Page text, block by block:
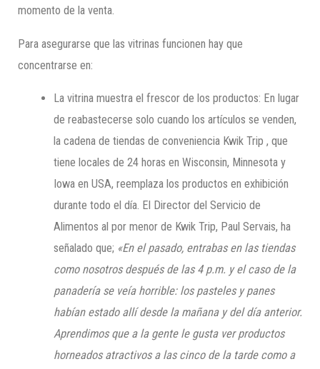
momento de la venta.
Para asegurarse que las vitrinas funcionen hay que
concentrarse en:
La vitrina muestra el frescor de los productos: En lugar
de reabastecerse solo cuando los artículos se venden,
la cadena de tiendas de conveniencia Kwik Trip , que
tiene locales de 24 horas en Wisconsin, Minnesota y
Iowa en USA, reemplaza los productos en exhibición
durante todo el día. El Director del Servicio de
Alimentos al por menor de Kwik Trip, Paul Servais, ha
señalado que; «En el pasado, entrabas en las tiendas
como nosotros después de las 4 p.m. y el caso de la
panadería se veía horrible: los pasteles y panes
habían estado allí desde la mañana y del día anterior.
Aprendimos que a la gente le gusta ver productos
horneados atractivos a las cinco de la tarde como a